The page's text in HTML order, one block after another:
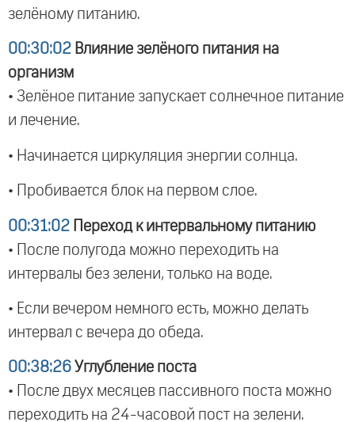
зелёному питанию.
00:30:02 Влияние зелёного питания на
организм
• Зелёное питание запускает солнечное питание
и лечение.
• Начинается циркуляция энергии солнца.
• Пробивается блок на первом слое.
00:31:02 Переход к интервальному питанию
• После полугода можно переходить на
интервалы без зелени, только на воде.
• Если вечером немного есть, можно делать
интервал с вечера до обеда.
00:38:26 Углубление поста
• После двух месяцев пассивного поста можно
переходить на 24-часовой пост на зелени.